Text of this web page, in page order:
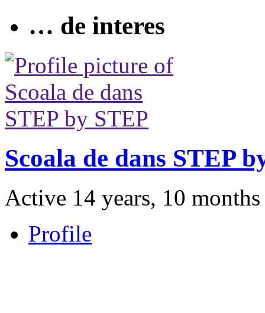
… de interes
Scoala de dans STEP
Active 14 years, 10 months
Profile